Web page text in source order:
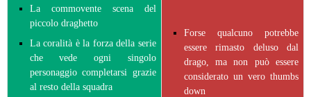
La commovente scena del
piccolo draghetto
La coralità è la forza della serie
che vede ogni singolo
personaggio completarsi grazie
al resto della squadra
Forse qualcuno potrebbe
essere rimasto deluso dal
drago, ma non può essere
considerato un vero thumbs
down